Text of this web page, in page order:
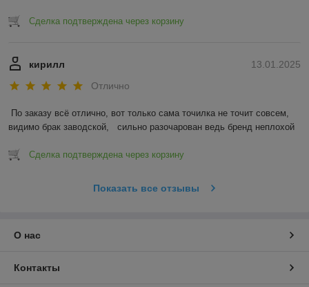
Сделка подтверждена через корзину
13.01.2025
кирилл
Отлично
По заказу всё отлично, вот только сама точилка не точит совсем,
видимо брак заводской,   сильно разочарован ведь бренд неплохой
Сделка подтверждена через корзину
Показать все отзывы
О нас
Контакты